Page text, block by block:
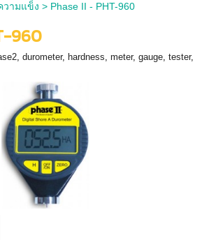
วามแข็ง > Phase II - PHT-960
960
, durometer, hardness, meter, gauge, tester,